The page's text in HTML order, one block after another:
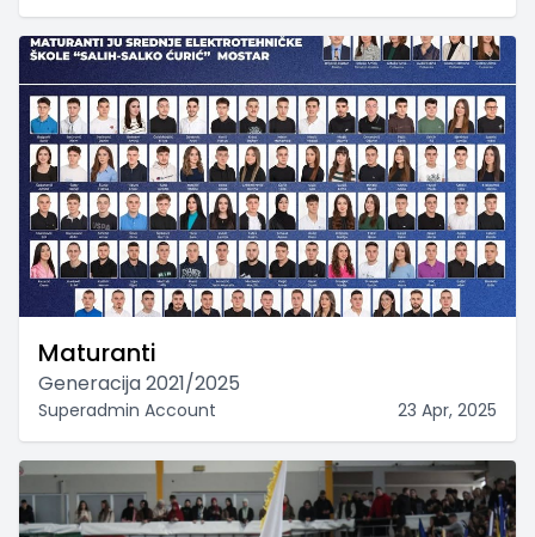
Maturanti
Generacija 2021/2025
Superadmin Account 23 Apr, 2025